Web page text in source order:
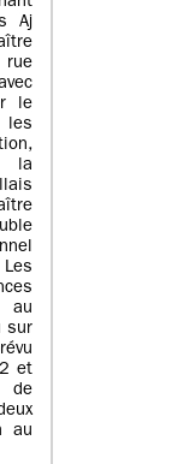
Aj
rue
le
la
sur
et
de
au